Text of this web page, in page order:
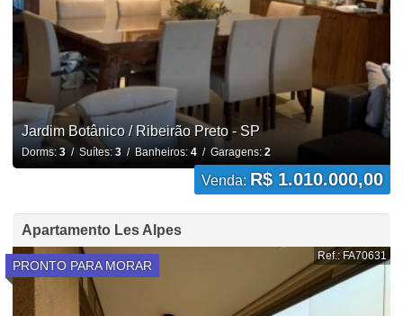
Jardim Botânico / Ribeirão Preto - SP
Dorms: 3/ Suítes: 3/ Banheiros: 4/ Garagens: 2
Venda: R$ 1.010.000,00
Apartamento Les Alpes
PRONTO PARA MORAR
Ref.: FA70631